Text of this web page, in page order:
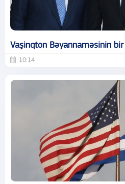
Vaşinqton Bəyannaməsinin
10:14